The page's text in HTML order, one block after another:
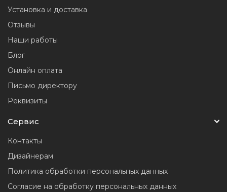
Установка и доставка
Отзывы
Наши работы
Блог
Онлайн оплата
Письмо директору
Реквизиты
Сервис
Контакты
Дизайнерам
Политика обработки персональных данных
Согласие на обработку персональных данных